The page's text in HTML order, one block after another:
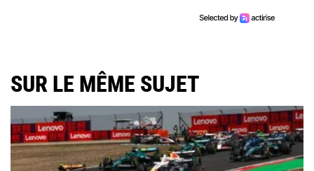
SUR LE MÊME SUJET